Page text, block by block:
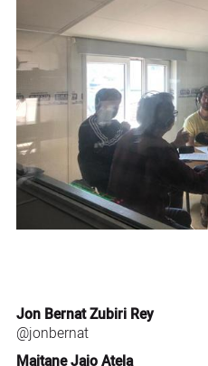
Jon Bernat Zubiri Rey
@jonbernat
Maitane Jaio Atela